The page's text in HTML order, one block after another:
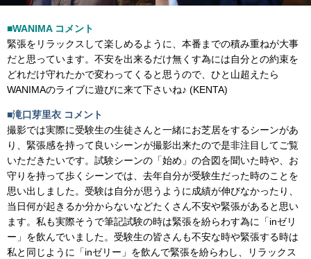
■WANIMA コメント
緊張をリラックスして楽しめるように、本番までの積み重ねが大事
だと思っています。不安を出来るだけ無くす為には自分との約束を
どれだけ守れたかで変わってくると思うので、ひと山超えたら
WANIMAのライブに遊びに来て下さいね♪ (KENTA)
■滝口芽里衣 コメント
撮影では実際に受験生の生徒さんと一緒にお芝居をするシーンがあ
り、緊張感を持って良いシーンが撮影出来たので是非注目してご覧
いただきたいです。試験シーンの「始め」の合図を聞いた時や、お
守りを持って歩くシーンでは、去年自分が受験生だった時のことを
思い出しました。受験は自分が思うように成績が伸びなかったり、
当日何が起きるか分からないなどたくさん不安や緊張があると思い
ます。私も実際そうで筆記試験の時は緊張を紛らわす為に「inゼリ
ー」を飲んでいました。受験生の皆さんも不安な時や緊張する時は
私と同じように「inゼリー」を飲んで緊張を紛らわし、リラックス